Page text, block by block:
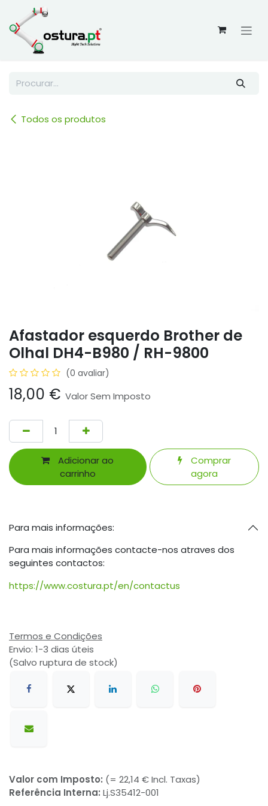
Skip to Content
Todos os produtos
Afastador esquerdo Brother de
Olhal DH4-B980 / RH-9800
(0 avaliar)
18,00 € Valor Sem Imposto
Adicionar ao
carrinho
Comprar
agora
Para mais informações:
Para mais informações contacte-nos atraves dos
seguintes contactos:
https://www.costura.pt/en/contactus
Termos e Condições
Envio: 1-3 dias úteis
(Salvo ruptura de stock)
Valor com Imposto: (= 22,14 € Incl. Taxas)
Referência Interna: Lj.S35412-001